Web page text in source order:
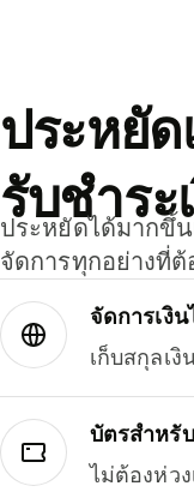
ประหยั
รับชำระ
ประหยัดได้มากขึ้
จัดการทุกอย่างที่
จัดการเงิ
เก็บสกุลเ
บัตรสำหรั
ไม่ต้องห่ว